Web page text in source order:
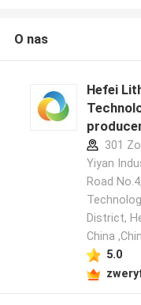
O nas
Hefei
301
Yiyan
Road
District,
China
5.0